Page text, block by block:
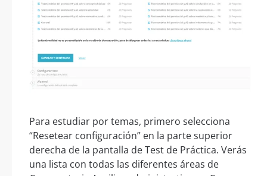
Para estudiar por temas, primero selecciona
“Resetear configuración” en la parte superior
derecha de la pantalla de Test de Práctica. Verás
una lista con todas las diferentes áreas de